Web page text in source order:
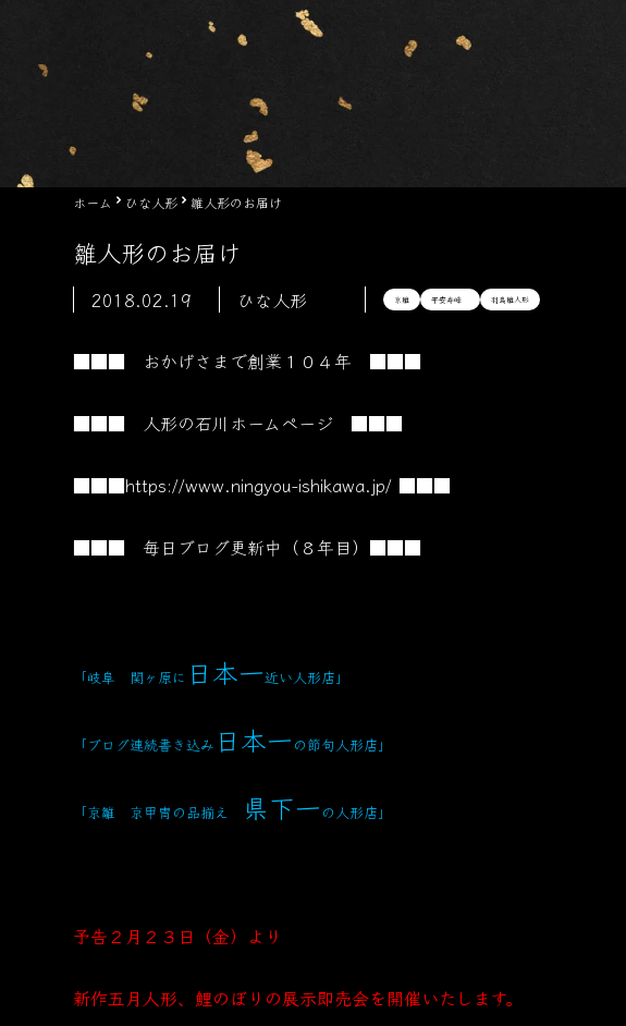
ホーム ひな人形 雛人形のお届け
雛人形のお届け
2018.02.19 ひな人形 京雛 平安寿峰 羽島雛人形
■■■ おかげさまで創業１０４年 ■■■
■■■ 人形の石川ホームページ ■■■
■■■https://www.ningyou-ishikawa.jp/ ■■■
■■■ 毎日ブログ更新中（８年目）■■■
「岐阜 関ヶ原に 日本一近い人形店」
「ブログ連続書き込み 日本一 の節句人形店」
「京雛 京甲冑の品揃え 県下一 の人形店」
予告２月２３日（金）より
新作五月人形、鯉のぼりの展示即売会を開催いたします。